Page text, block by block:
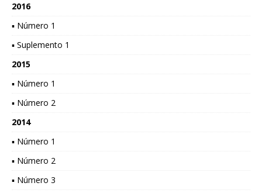
2016
▪ Número 1
▪ Suplemento 1
2015
▪ Número 1
▪ Número 2
2014
▪ Número 1
▪ Número 2
▪ Número 3